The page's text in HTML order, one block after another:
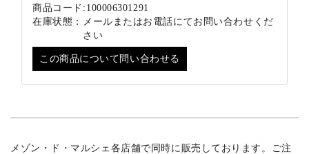
商品コード: 100006301291
在庫状態：
メールまたはお電話にてお問い合わせくだ
さい
この商品について問い合わせる
メゾン・ド・マルシェ各店舗で同時に販売しております。ご注